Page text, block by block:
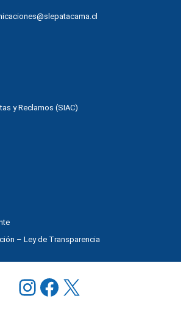
y Reclamos (SIAC)
– Ley de Transparencia
Instagram
Facebook
X